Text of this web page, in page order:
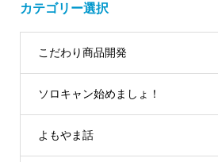
カテゴリー選択
こだわり商品開発
ソロキャン始めましょ！
よもやま話